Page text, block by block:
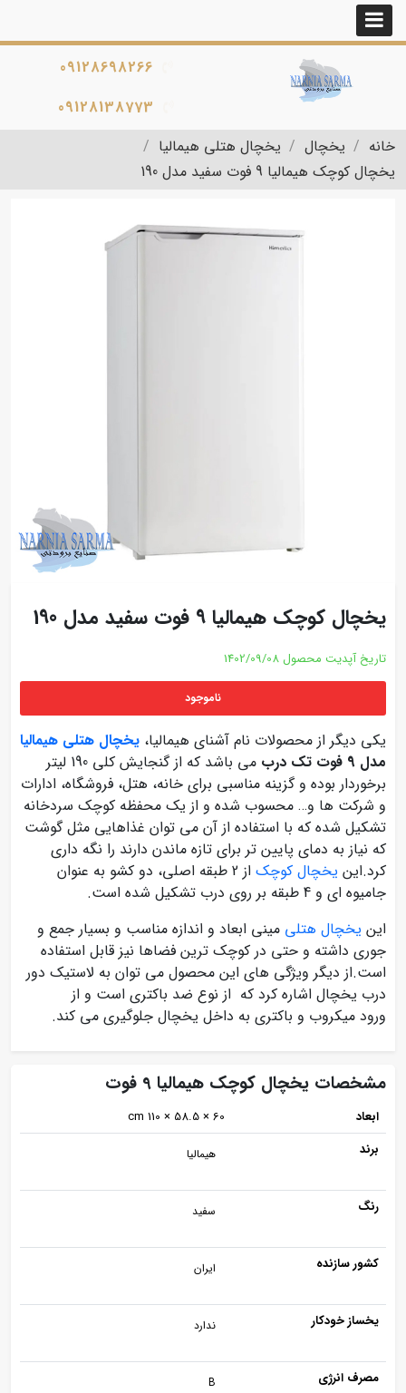
09128698266
09128138773
خانه
یخچال
یخچال هتلی هیمالیا
یخچال کوچک هیمالیا 9 فوت سفید مدل 190
یخچال کوچک هیمالیا 9 فوت سفید مدل 190
تاریخ آپدیت محصول 1402/09/08
ناموجود
یکی دیگر از محصولات نام آشنای هیمالیا، یخچال هتلی هیمالیا
مدل 9 فوت تک درب
می باشد که از گنجایش کلی 190 لیتر
برخوردار بوده و گزینه مناسبی برای خانه، هتل، فروشگاه، ادارات
و شرکت ها و… محسوب شده و از یک محفظه کوچک سردخانه
تشکیل شده که با استفاده از آن می توان غذاهایی مثل گوشت
که نیاز به دمای پایین تر برای تازه ماندن دارند را نگه داری
کرد.این یخچال کوچک
از 2 طبقه اصلی، دو کشو به عنوان
جامیوه ای و 4 طبقه بر روی درب تشکیل شده است.
این یخچال هتلی مینی ابعاد و اندازه مناسب و بسیار جمع و
جوری داشته و حتی در کوچک ترین فضاها نیز قابل استفاده
است.از دیگر ویژگی های این محصول می توان به لاستیک دور
درب یخچال اشاره کرد که از نوع ضد باکتری است و از
ورود میکروب و باکتری به داخل یخچال جلوگیری می کند.
مشخصات یخچال کوچک هیمالیا 9 فوت
ابعاد
60 × 58.5 × 110 cm
برند
هیمالیا
رنگ سفید
کشور سازنده ایران
یخساز خودکار ندارد
مصرف انرژی B